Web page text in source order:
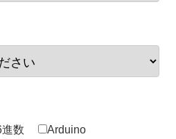
進数 Arduino